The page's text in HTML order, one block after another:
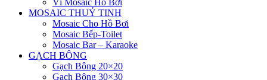
Vỉ Mosaic Hồ Bơi
MOSAIC THUỶ TINH
Mosaic Cho Hồ Bơi
Mosaic Bếp-Toilet
Mosaic Bar – Karaoke
GẠCH BÔNG
Gạch Bông 20×20
Gạch Bông 30×30